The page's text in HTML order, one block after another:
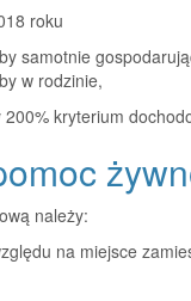
roku
samotnie
w rodzinie,
kryterium
należy:
na miejsce